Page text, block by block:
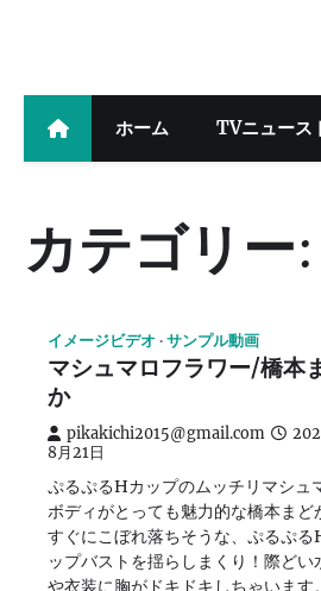
ホーム TVニュース
カテゴリー:
イメージビデオ サンプル動画
マシュマロフラワー/橋本
か
pikakichi2015@gmail.com
8月21日
ぷるぷるHカップのムッチリマシュ
ボディがとっても魅力的な橋本まど
すぐにこぼれ落ちそうな、ぷるぷる
ップバストを揺らしまくり！際どい
や衣装に胸がドキドキしちゃいます。